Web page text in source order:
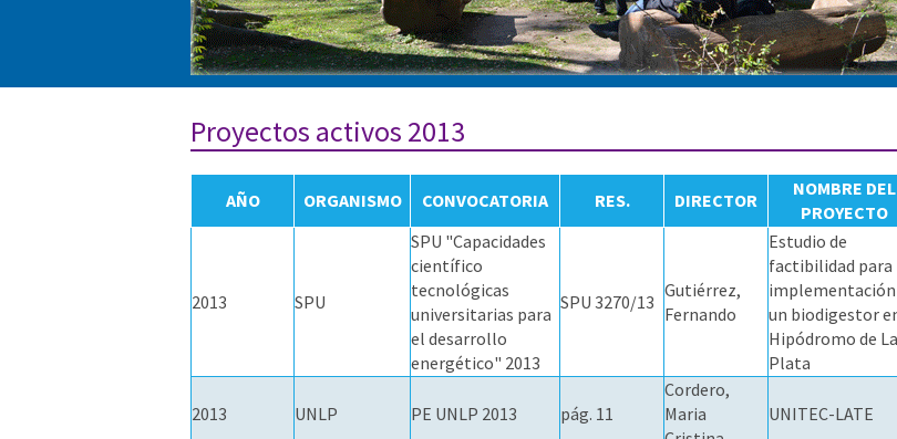
Proyectos activos 2013
AÑO ORGANISMO CONVOCATORIA RES. DIRECTOR
NOMBRE DEL
PROYECTO
2013 SPU
SPU "Capacidades
científico
tecnológicas
universitarias para
el desarrollo
energético" 2013
SPU 3270/13
Gutiérrez,
Fernando
Estudio de
factibilidad para
implementación
un biodigestor
Hipódromo de La
Plata
2013 UNLP PE UNLP 2013 pág. 11
Cordero,
Maria
UNITEC-LATE